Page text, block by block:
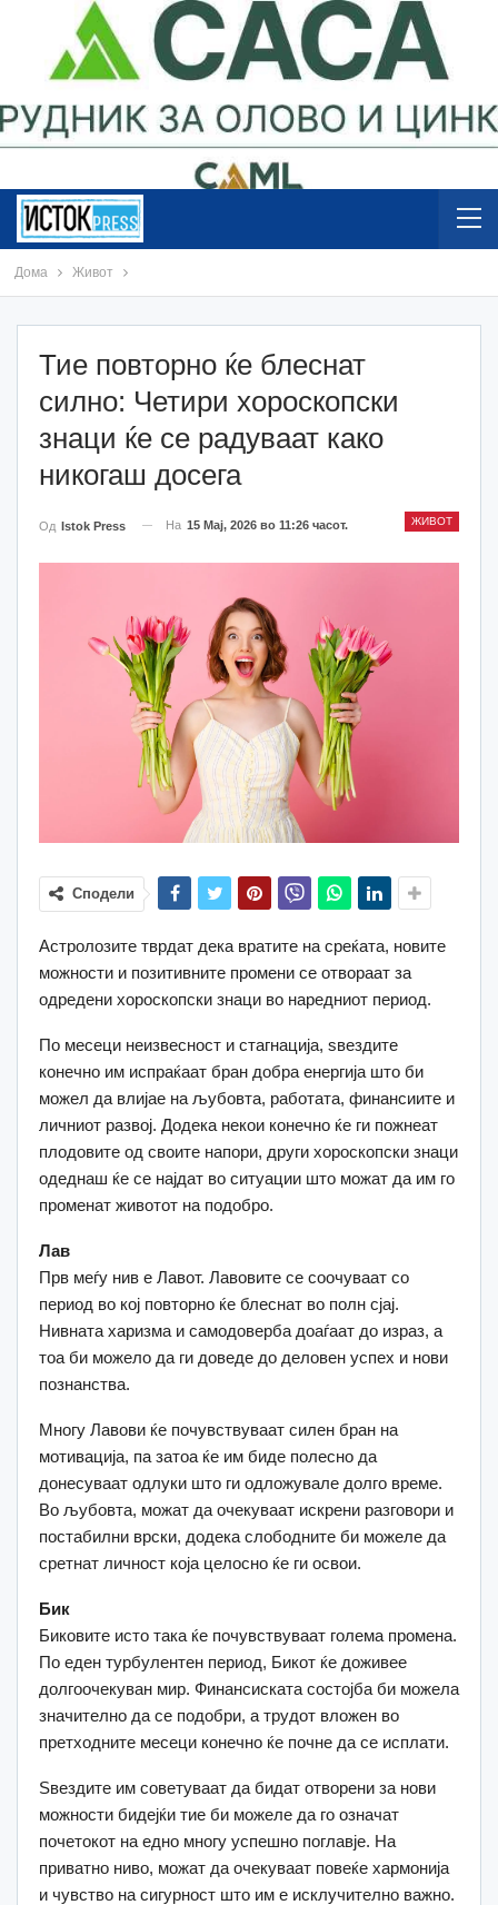
Дома Живот
Тие повторно ќе блеснат
силно: Четири хороскопски
знаци ќе се радуваат како
никогаш досега
ЖИВОТ
Од Istok Press На 15 Мај, 2026 во 11:26 часот.
Сподели
Астролозите тврдат дека вратите на среќата, новите
можности и позитивните промени се отвораат за
одредени хороскопски знаци во наредниот период.
По месеци неизвесност и стагнација, ѕвездите
конечно им испраќаат бран добра енергија што би
можел да влијае на љубовта, работата, финансиите и
личниот развој. Додека некои конечно ќе ги пожнеат
плодовите од своите напори, други хороскопски знаци
одеднаш ќе се најдат во ситуации што можат да им го
променат животот на подобро.
Лав
Прв меѓу нив е Лавот. Лавовите се соочуваат со
период во кој повторно ќе блеснат во полн сјај.
Нивната харизма и самодоверба доаѓаат до израз, а
тоа би можело да ги доведе до деловен успех и нови
познанства.
Многу Лавови ќе почувствуваат силен бран на
мотивација, па затоа ќе им биде полесно да
донесуваат одлуки што ги одложувале долго време.
Во љубовта, можат да очекуваат искрени разговори и
постабилни врски, додека слободните би можеле да
сретнат личност која целосно ќе ги освои.
Бик
Биковите исто така ќе почувствуваат голема промена.
По еден турбулентен период, Бикот ќе доживее
долгоочекуван мир. Финансиската состојба би можела
значително да се подобри, а трудот вложен во
претходните месеци конечно ќе почне да се исплати.
Ѕвездите им советуваат да бидат отворени за нови
можности бидејќи тие би можеле да го означат
почетокот на едно многу успешно поглавје. На
приватно ниво, можат да очекуваат повеќе хармонија
и чувство на сигурност што им е исклучително важно.